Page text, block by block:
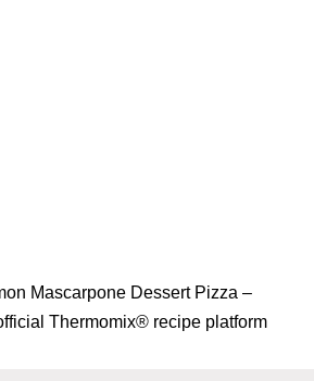
Mascarpone Dessert Pizza –
Thermomix® recipe platform